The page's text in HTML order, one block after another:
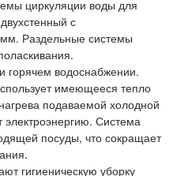
Габаритные
размеры, мм
Масса, кг
циркуляции воды для
с
Раздельные системы
горячем водоснабжении.
имеющееся тепло
подаваемой холодной
электроэнергию. Система
посуды, что сокращает
гигиеническую уборку